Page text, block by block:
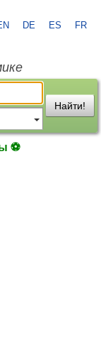
DE ES FR
Найти!
⚽